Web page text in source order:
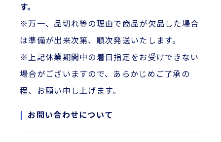
す。
※万一、品切れ等の理由で商品が欠品した場合
は準備が出来次第、順次発送いたします。
※上記休業期間中の着日指定をお受けできない
場合がございますので、あらかじめご了承の
程、お願い申し上げます。
お問い合わせについて